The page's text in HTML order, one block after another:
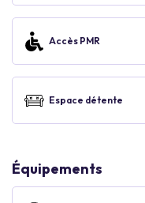
Accès PMR
Espace détente
Équipements